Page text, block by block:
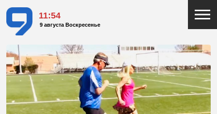
11:54
9 августа Воскресенье